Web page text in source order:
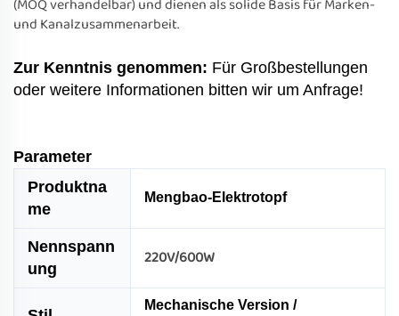
(MOQ verhandelbar) und dienen als solide Basis für Marken-
und Kanalzusammenarbeit.
Zur Kenntnis genommen: Für Großbestellungen
oder weitere Informationen bitten wir um Anfrage!
Parameter
Produktna
me
Mengbao-Elektrotopf
Nennspann
ung
220V/600W
Mechanische Version /